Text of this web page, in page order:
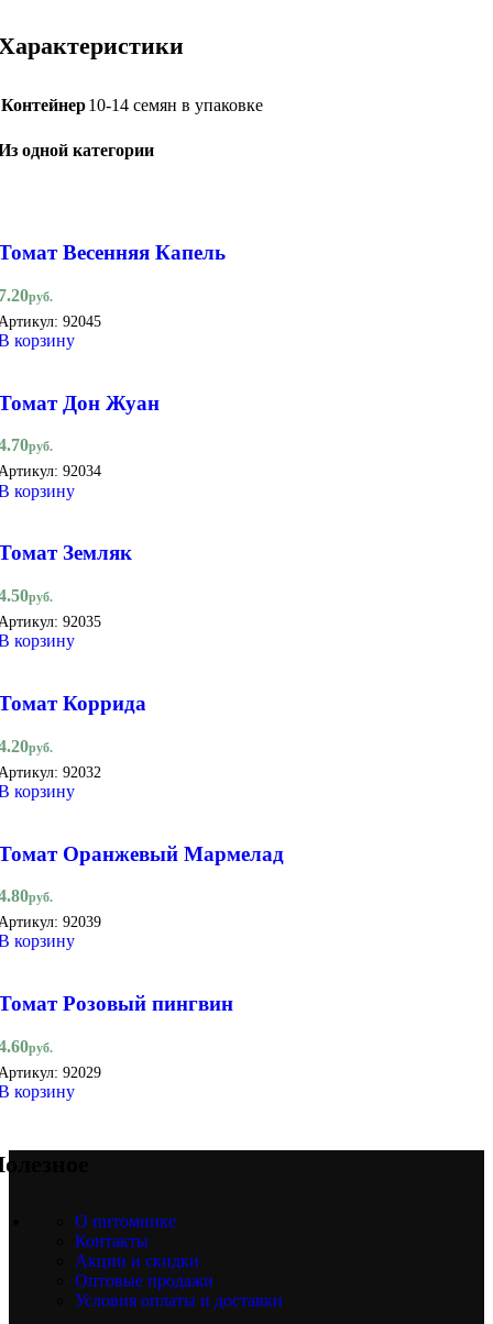
Контейнер10-14 семян в упаковке
одной категории
Весенняя Капель
руб.
92045
корзину
Дон Жуан
руб.
92034
корзину
Земляк
руб.
92035
корзину
Коррида
руб.
92032
корзину
Оранжевый Мармелад
руб.
92039
корзину
Розовый пингвин
руб.
92029
корзину
О питомнике
Контакты
Акции и скидки
Оптовые продажи
Условия оплаты и доставки